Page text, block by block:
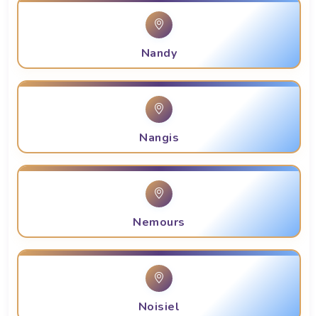
Nandy
Nangis
Nemours
Noisiel